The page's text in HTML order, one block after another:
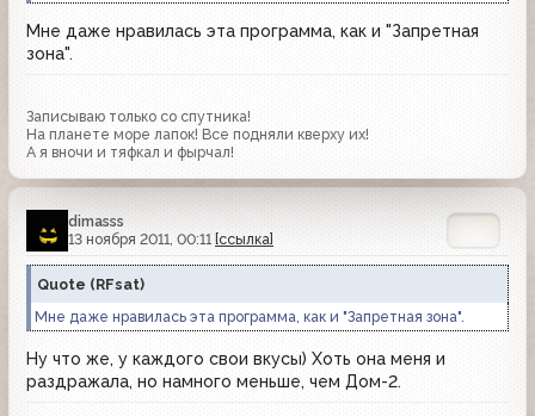
Мне даже нравилась эта программа, как и "Запретная
зона".
Записываю только со спутника!
На планете море лапок! Все подняли кверху их!
А я вночи и тяфкал и фырчал!
dimasss
13 ноября 2011, 00:11 [ссылка]
Quote (RFsat)
Мне даже нравилась эта программа, как и "Запретная зона".
Ну что же, у каждого свои вкусы) Хоть она меня и
раздражала, но намного меньше, чем Дом-2.